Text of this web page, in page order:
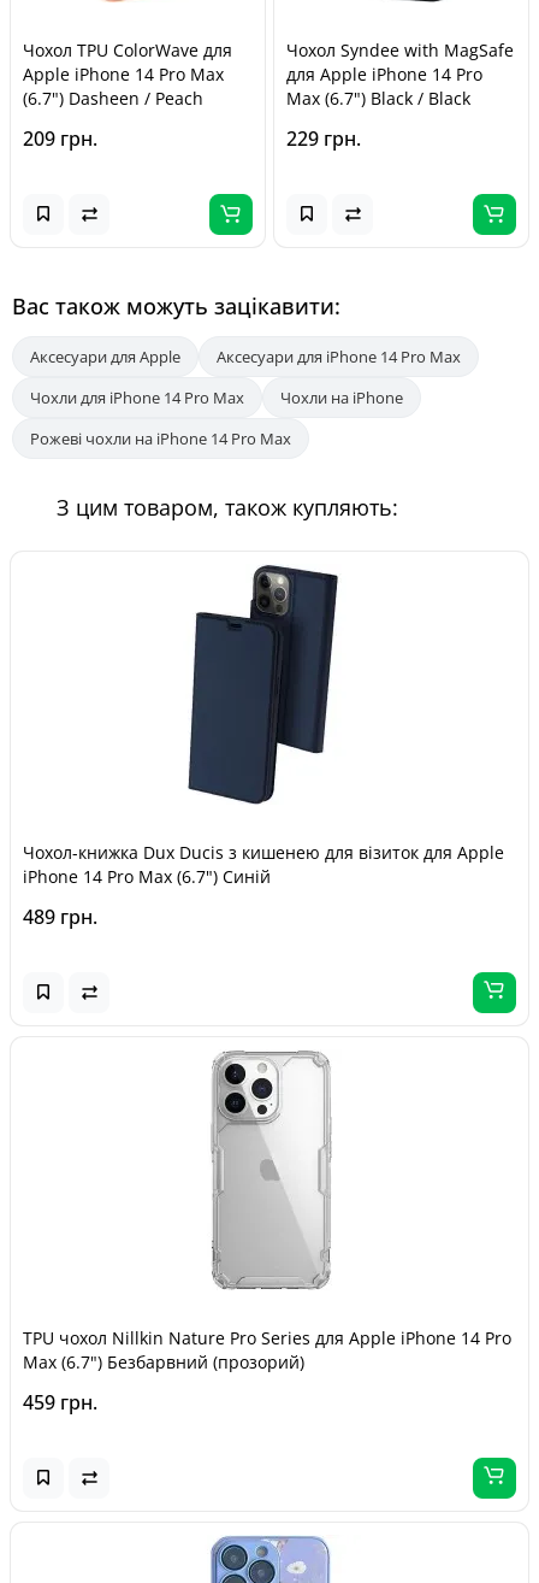
Чохол TPU ColorWave для
Apple iPhone 14 Pro Max
(6.7") Dasheen / Peach
209 грн.
Чохол Syndee with MagSafe
для Apple iPhone 14 Pro
Max (6.7") Black / Black
229 грн.
Вас також можуть зацікавити:
Аксесуари для Apple
Аксесуари для iPhone 14 Pro Max
Чохли для iPhone 14 Pro Max
Чохли на iPhone
Рожеві чохли на iPhone 14 Pro Max
З цим товаром, також купляють:
Чохол-книжка Dux Ducis з кишенею для візиток для Apple
iPhone 14 Pro Max (6.7") Синій
489 грн.
TPU чохол Nillkin Nature Pro Series для Apple iPhone 14 Pro
Max (6.7") Безбарвний (прозорий)
459 грн.